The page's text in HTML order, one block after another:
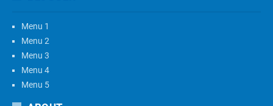
Menu 1
Menu 2
Menu 3
Menu 4
Menu 5